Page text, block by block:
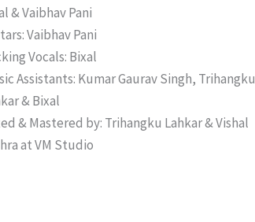
& Vaibhav Pani
Vaibhav Pani
Vocals: Bixal
Assistants: Kumar Gaurav Singh, Trihangku
& Bixal
& Mastered by: Trihangku Lahkar & Vishal
at VM Studio